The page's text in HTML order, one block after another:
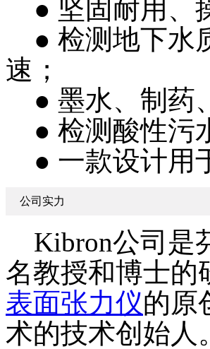
● 坚固耐用、
● 检测地下水
速；
● 墨水、制药
● 检测酸
● 一款设计用
公司实力
Kibron公司是
名教授和博士的
表面张力仪的原
术的技术创始人。